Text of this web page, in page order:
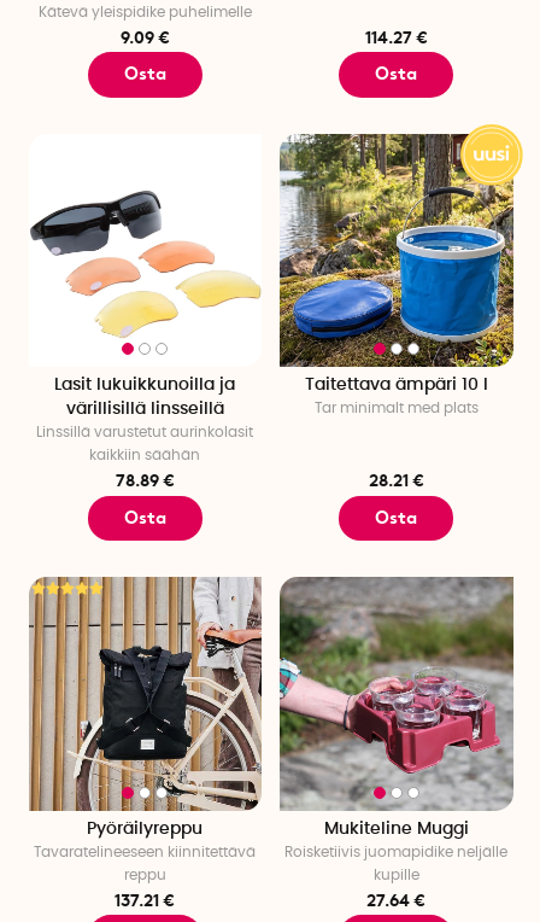
Kätevä yleispidike puhelimelle
9.09 €
Osta
114.27 €
Osta
Lasit lukuikkunoilla ja
värillisillä linsseillä
Linssillä varustetut aurinkolasit
kaikkiin säähän
78.89 €
Osta
Taitettava ämpäri 10 l
Tar minimalt med plats
28.21 €
Osta
Pyöräilyreppu
Tavaratelineeseen kiinnitettävä
reppu
137.21 €
Mukiteline Muggi
Roisketiivis juomapidike neljälle
kupille
27.64 €